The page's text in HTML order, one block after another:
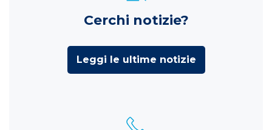
Cerchi notizie?
Leggi le ultime notizie